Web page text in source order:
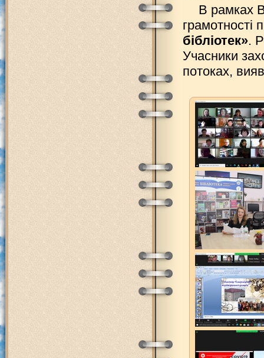
В рамках
грамотності
бібліотек».
Учасники
потоках,